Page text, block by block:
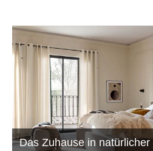
Das Zuhause in